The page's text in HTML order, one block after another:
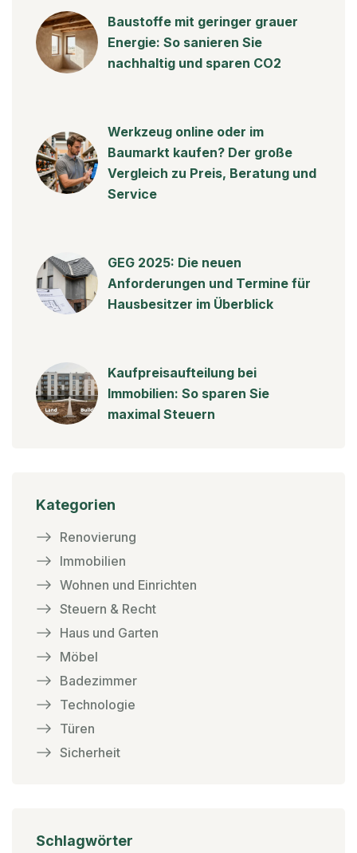
Baustoffe mit geringer grauer
Energie: So sanieren Sie
nachhaltig und sparen CO2
Werkzeug online oder im
Baumarkt kaufen? Der große
Vergleich zu Preis, Beratung und
Service
GEG 2025: Die neuen
Anforderungen und Termine für
Hausbesitzer im Überblick
Kaufpreisaufteilung bei
Immobilien: So sparen Sie
maximal Steuern
Kategorien
Renovierung
Immobilien
Wohnen und Einrichten
Steuern & Recht
Haus und Garten
Möbel
Badezimmer
Technologie
Türen
Sicherheit
Schlagwörter